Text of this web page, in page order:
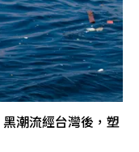
潮流經台灣後，塑